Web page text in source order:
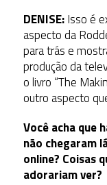
DENISE:Isso é
aspecto da
para trás e
produção da
o livro “The
outro aspecto
Você acha que
não chegaram
online? Coisas
adorariam ver?